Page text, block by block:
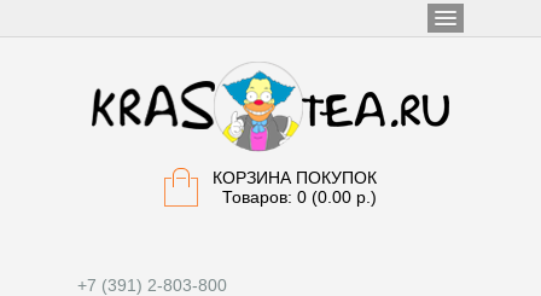
КОРЗИНА ПОКУПОК
Товаров: 0 (0.00 р.)
+7 (391) 2-803-800